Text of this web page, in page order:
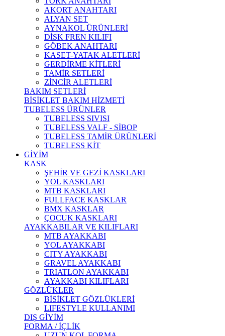
AKORT ANAHTARI
ALYAN SET
AYNAKOL ÜRÜNLERİ
DİSK FREN KILIFI
GÖBEK ANAHTARI
KASET-YATAK ALETLERİ
GERDİRME KİTLERİ
TAMİR SETLERİ
ZİNCİR ALETLERİ
BAKIM SETLERİ
BİSİKLET BAKIM HİZMETİ
TUBELESS ÜRÜNLER
TUBELESS SIVISI
TUBELESS VALF - SİBOP
TUBELESS TAMİR ÜRÜNLERİ
TUBELESS KİT
GİYİM
KASK
ŞEHİR VE GEZİ KASKLARI
YOL KASKLARI
MTB KASKLARI
FULLFACE KASKLAR
BMX KASKLAR
ÇOCUK KASKLARI
AYAKKABILAR VE KILIFLARI
MTB AYAKKABI
YOL AYAKKABI
CITY AYAKKABI
GRAVEL AYAKKABI
TRIATLON AYAKKABI
AYAKKABI KILIFLARI
GÖZLÜKLER
BİSİKLET GÖZLÜKLERİ
LIFESTYLE KULLANIMI
DIŞ GİYİM
FORMA / İÇLİK